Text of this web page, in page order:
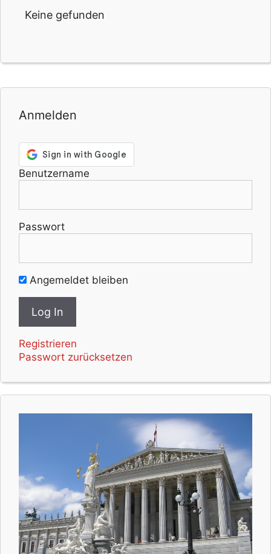
Keine gefunden
Anmelden
Benutzername
Passwort
Angemeldet bleiben
Registrieren
Passwort zurücksetzen